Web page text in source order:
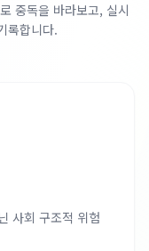
중독을 바라보고, 실시
록합니다.
사회 구조적 위험